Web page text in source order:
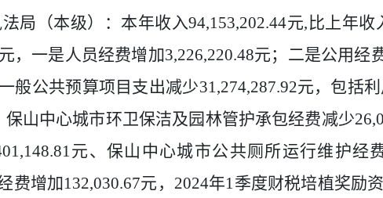
局（本级）：本年收入94,153,202.44元, 比上年收
元，一是人员经费增加3,226,220.48元；二是公用经
般公共预算项目支出减少31,274,287.92元，包括
保山中心城市环卫保洁及园林管护承包经费减少
元、保山中心城市公共厕所运行维护经
费增加132,030.67元， 2024年1季度财税培植奖励